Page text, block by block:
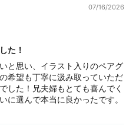
07/16/2026
た！
と思い、イラスト入りのペアグ
希望も丁寧に汲み取っていただ
した！兄夫婦もとても喜んでく
に選んで本当に良かったです。